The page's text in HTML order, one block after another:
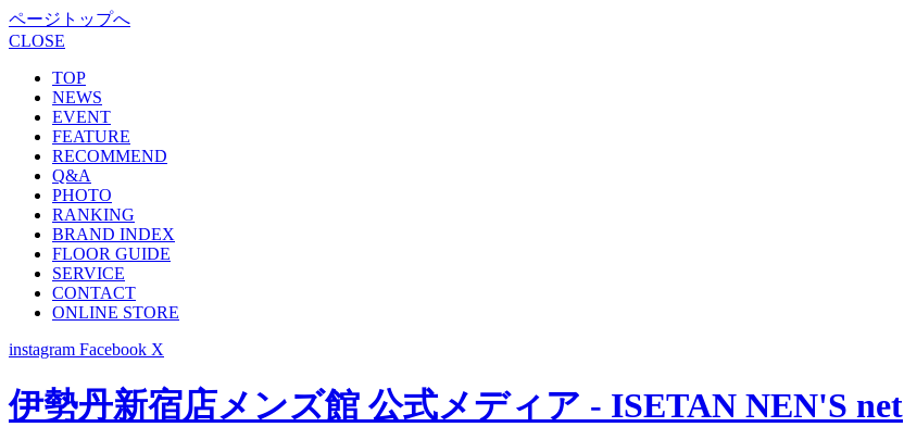
ページトップへ
CLOSE
TOP
NEWS
EVENT
FEATURE
RECOMMEND
Q&A
PHOTO
RANKING
BRAND INDEX
FLOOR GUIDE
SERVICE
CONTACT
ONLINE STORE
instagram Facebook X
伊勢丹新宿店メンズ館 公式メディア - ISETAN NEN'S net